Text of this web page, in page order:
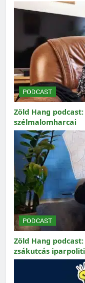
PODCAST
Zöld Hang
szélmalomharcai
PODCAST
Zöld Hang
zsákutcás